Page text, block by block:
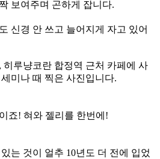
보여주며 곤하게 잡니다.
신경 안 쓰고 늘어지게 자고 있어
루냥코란 합정역 근처 카페에 사
미나 때 찍은 사진입니다.
죠! 혀와 젤리를 한번에!
는 것이 얼추 10년도 더 전에 입었